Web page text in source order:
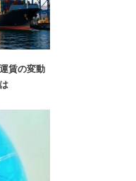
賃の変動